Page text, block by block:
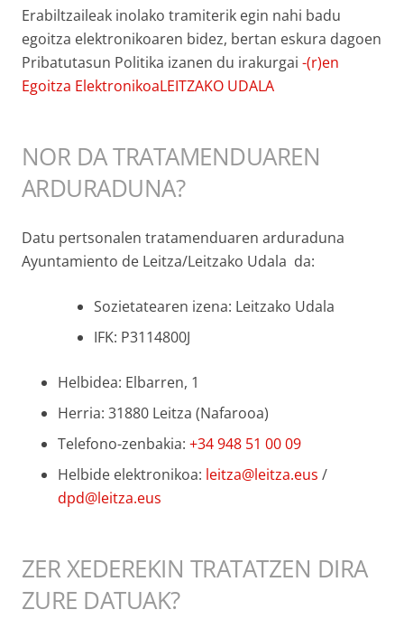
Erabiltzaileak inolako tramiterik egin nahi badu
egoitza elektronikoaren bidez, bertan eskura dagoen
Pribatutasun Politika izanen du irakurgai -(r)en
Egoitza ElektronikoaLEITZAKO UDALA
NOR DA TRATAMENDUAREN
ARDURADUNA?
Datu pertsonalen tratamenduaren arduraduna
Ayuntamiento de Leitza/Leitzako Udala da:
Sozietatearen izena: Leitzako Udala
IFK: P3114800J
Helbidea: Elbarren, 1
Herria: 31880 Leitza (Nafarooa)
Telefono-zenbakia: +34 948 51 00 09
Helbide elektronikoa: leitza@leitza.eus /
dpd@leitza.eus
ZER XEDEREKIN TRATATZEN DIRA
ZURE DATUAK?